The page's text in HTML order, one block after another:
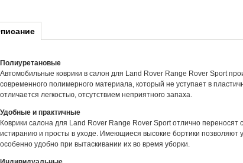
Полиуретановые
Автомобильные коврики в салон для Land Rover Range Rover Sport
современного полимерного материала, который не уступает в
отличается легкостью, отсутствием неприятного запаха.
Удобные и практичные
Коврики салона для Land Rover Range Rover Sport отлично переносят
истиранию и просты в уходе. Имеющиеся высокие бортики позволяют
особенно удобно при вытаскивании их во время уборки.